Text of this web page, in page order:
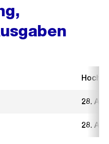
28.
28.